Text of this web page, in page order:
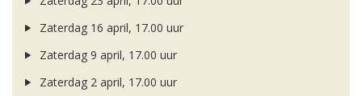
Zaterdag 16 april, 17.00 uur
Zaterdag 9 april, 17.00 uur
Zaterdag 2 april, 17.00 uur